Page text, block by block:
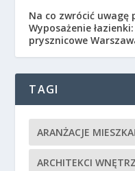
Na co zwrócić uwagę
Wyposażenie
prysznicowe
TAGI
ARANŻACJE
ARCHITEKCI